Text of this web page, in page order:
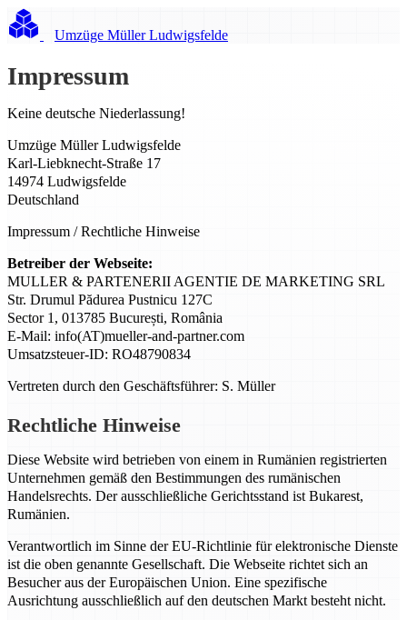
Umzüge Müller Ludwigsfelde
Impressum
Keine deutsche Niederlassung!
Umzüge Müller Ludwigsfelde
Karl-Liebknecht-Straße 17
14974 Ludwigsfelde
Deutschland
Impressum / Rechtliche Hinweise
Betreiber der Webseite:
MULLER & PARTENERII AGENTIE DE MARKETING SRL
Str. Drumul Pădurea Pustnicu 127C
Sector 1, 013785 București, România
E-Mail: info(AT)mueller-and-partner.com
Umsatzsteuer-ID: RO48790834
Vertreten durch den Geschäftsführer: S. Müller
Rechtliche Hinweise
Diese Website wird betrieben von einem in Rumänien registrierten
Unternehmen gemäß den Bestimmungen des rumänischen
Handelsrechts. Der ausschließliche Gerichtsstand ist Bukarest,
Rumänien.
Verantwortlich im Sinne der EU-Richtlinie für elektronische Dienste
ist die oben genannte Gesellschaft. Die Webseite richtet sich an
Besucher aus der Europäischen Union. Eine spezifische
Ausrichtung ausschließlich auf den deutschen Markt besteht nicht.